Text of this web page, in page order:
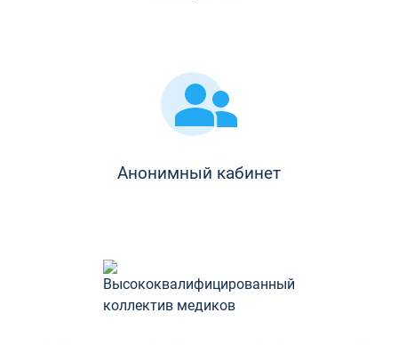
Анонимный кабинет